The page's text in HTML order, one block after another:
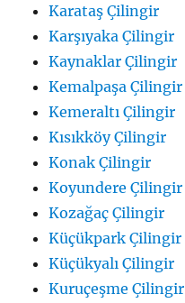
Karataş Çilingir
Karşıyaka Çilingir
Kaynaklar Çilingir
Kemalpaşa Çilingir
Kemeraltı Çilingir
Kısıkköy Çilingir
Konak Çilingir
Koyundere Çilingir
Kozağaç Çilingir
Küçükpark Çilingir
Küçükyalı Çilingir
Kuruçeşme Çilingir